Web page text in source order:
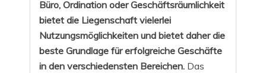
Büro, Ordination oder Geschäftsräumlichkeit
bietet die Liegenschaft vielerlei
Nutzungsmöglichkeiten und bietet daher die
beste Grundlage für erfolgreiche Geschäfte
in den verschiedensten Bereichen. Das